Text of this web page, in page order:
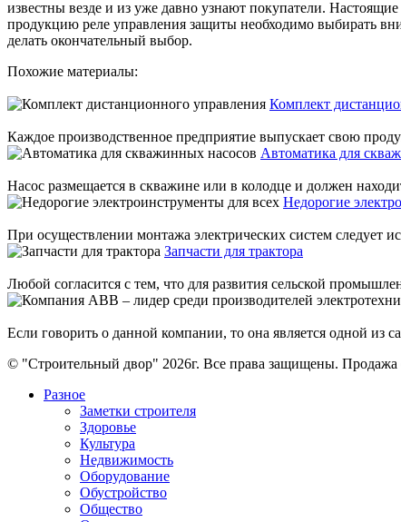
известны везде и из уже давно узнают покупатели.
продукцию реле управления защиты необходимо выбирать
делать окончательный выбор.
Похожие материалы:
Комплект
Каждое производственное предприятие выпускает свою
Автоматика для
Насос размещается в скважине или в колодце и должен
Недорогие
При осуществлении монтажа электрических систем следует
Запчасти для трактора
Любой согласится с тем, что для развития сельской
Если говорить о данной компании, то она является одной из
© "Строительный двор" 2026г. Все права защищены. Продажа
Разное
Заметки строителя
Здоровье
Культура
Недвижимость
Оборудование
Обустройство
Общество